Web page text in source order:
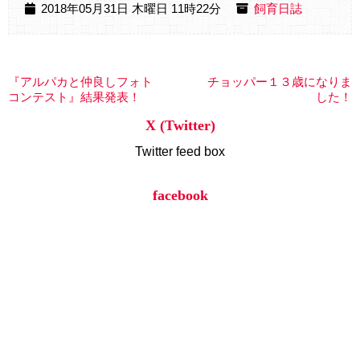
2018年05月31日 木曜日 11時22分 飼育日誌
『アルパカと仲良しフォト
コンテスト』結果発表！
チョッパー１３歳になりま
した！
X (Twitter)
Twitter feed box
facebook